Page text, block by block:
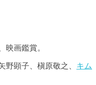
映画鑑賞。
野顕子、槇原敬之、 キム